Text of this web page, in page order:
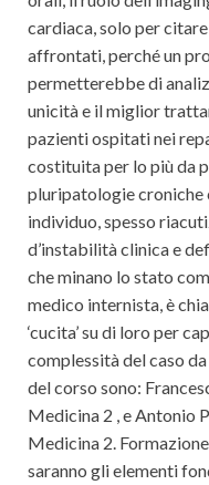
cardiaca, solo per
affrontati, perché un
permetterebbe di
unicità e il miglior
pazienti ospitati nei
costituita per lo più da
pluripatologie croniche
individuo, spesso
d’instabilità clinica e
che minano lo stato
medico internista, è
‘cucita’ su di loro per
complessità del caso
del corso sono:
Medicina 2 , e Antonio
Medicina 2.
saranno gli elementi